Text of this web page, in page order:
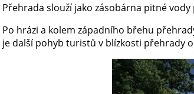
Přehrada slouží jako zásobárna pitné
Po hrázi a kolem západního břehu
je další pohyb turistů v blízkosti přehrady